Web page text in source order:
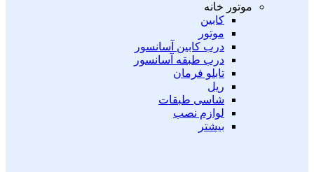
موتور خانه
کابین
موتور
درب کابین آسانسور
درب طبقه آسانسور
تابلو فرمان
ریل
شاسی طبقات
لوازم نصب
بیشتر